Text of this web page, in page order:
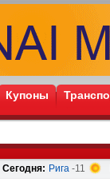
Купоны
Сегодня: Рига -11